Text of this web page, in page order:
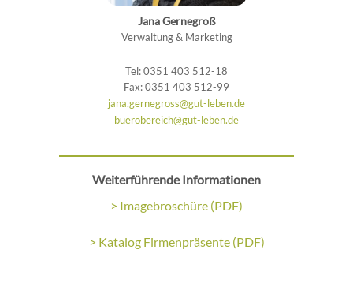
Jana Gernegroß
Verwaltung & Marketing
Tel: 0351 403 512-18
Fax: 0351 403 512-99
jana.gernegross@gut-leben.de
buerobereich@gut-leben.de
Weiterführende Informationen
> Imagebroschüre (PDF)
> Katalog Firmenpräsente (PDF)